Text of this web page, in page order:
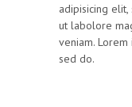
adipisicing
ut labolore
veniam.
sed do.